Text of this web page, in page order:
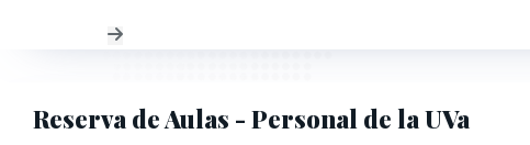
Reserva de Aulas - Personal de la UVa